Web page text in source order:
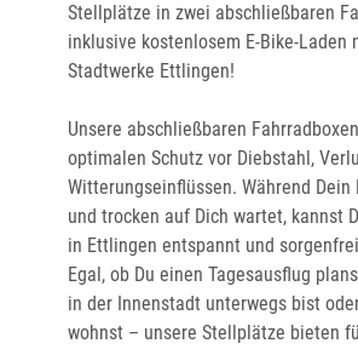
Stellplätze in zwei abschließbaren
inklusive kostenlosem E-Bike-Laden
Stadtwerke Ettlingen!
Unsere abschließbaren
optimalen Schutz vor Diebstahl,
Witterungseinflüssen. Während Dein
und trocken auf Dich wartet, kannst
in Ettlingen entspannt und
Egal, ob Du einen Tagesausflug
in der Innenstadt unterwegs bist
wohnst – unsere Stellplätze bieten